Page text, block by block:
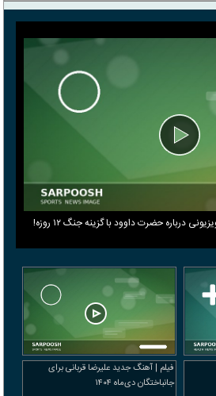
درباره حضرت داوود با گزینه جنگ ۱۲ روزه!
فیلم | آهنگ جدید علیرضا قربانی برای
جانباختگان دی‌ماه ۱۴۰۴